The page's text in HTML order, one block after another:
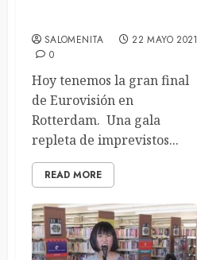
SALOMENITA
22 MAYO 2021
0
Hoy tenemos la gran final
de Eurovisión en
Rotterdam. Una gala
repleta de imprevistos...
READ MORE